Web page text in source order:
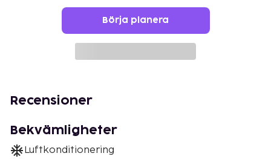
Börja planera
Recensioner
Bekvämligheter
Luftkonditionering